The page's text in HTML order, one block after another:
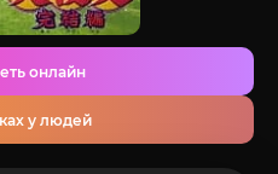
онлайн
у людей